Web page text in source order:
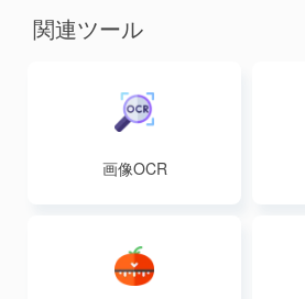
関連ツール
画像OCR